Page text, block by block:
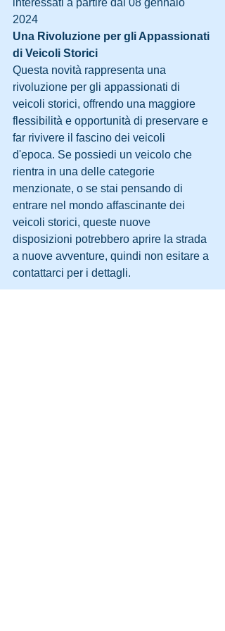
2024
Una Rivoluzione per gli Appassionati
di Veicoli Storici
Questa novità rappresenta una
rivoluzione per gli appassionati di
veicoli storici, offrendo una maggiore
flessibilità e opportunità di preservare e
far rivivere il fascino dei veicoli
d'epoca. Se possiedi un veicolo che
rientra in una delle categorie
menzionate, o se stai pensando di
entrare nel mondo affascinante dei
veicoli storici, queste nuove
disposizioni potrebbero aprire la strada
a nuove avventure, quindi non esitare a
contattarci per i dettagli.